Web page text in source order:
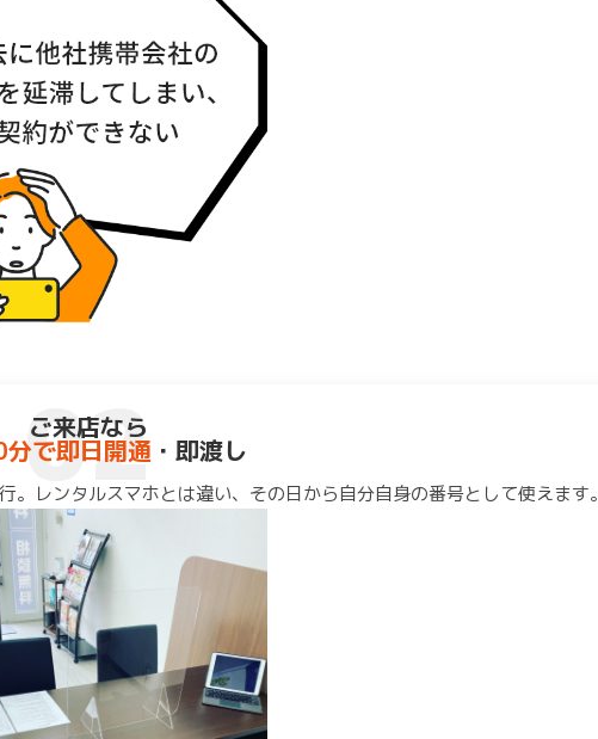
02
ご来店なら
で即日開通 ・即渡し
レンタルスマホとは違い、その日から自分自身の番号として使えます。